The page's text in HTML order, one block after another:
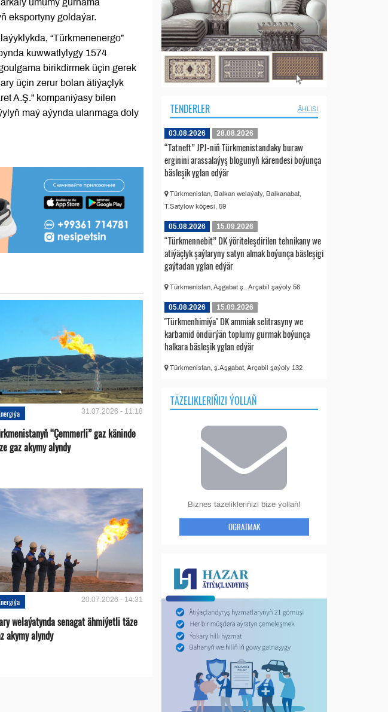
umumy gurnama
eksportyny goldaýar.
“Türkmenenergo”
kuwwatlylygy 1574
birikdirmek üçin gerek
üçin zerur bolan ätiýaçlyk
A.Ş.” kompaniýasy bilen
maý aýynda ulanmaga doly
31.07.2026 - 11:18
“Çemmerli” gaz käninde
gaz akymy alyndy
20.07.2026 - 14:31
welaýatynda senagat ähmiýetli täze
akymy alyndy
TENDERLER ÄHLISI
03.08.2026 28.08.2026
“Tatneft” JPJ-niň Türkmenistandaky buraw
erginini arassalaýyş blogunyň kärendesi boýunça
bäsleşik yglan edýär
Türkmenistan, Balkan welaýaty, Balkanabat,
T.Satylow köçesi, 59
05.08.2026 15.09.2026
“Türkmennebit” DK ýöriteleşdirilen tehnikany we
atiýäçlyk şaýlaryny satyn almak boýunça bäsleşigi
gaýtadan yglan edýär
Türkmenistan, Aşgabat ş., Arçabil şaýoly 56
05.08.2026 15.09.2026
"Türkmenhimiýa" DK ammiak selitrasyny we
karbamid öndürýän toplumy gurmak boýunça
halkara bäsleşik yglan edýär
Türkmenistan, ş.Aşgabat, Arçabil şaýoly 132
TÄZELIKLERIŇIZI ÝOLLAŇ
Biznes täzelikleriňizi bize ýollaň!
UGRATMAK